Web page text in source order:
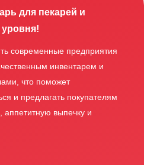
для пекарей и
современные предприятия
инвентарем и
что поможет
и предлагать покупателям
аппетитную выпечку и